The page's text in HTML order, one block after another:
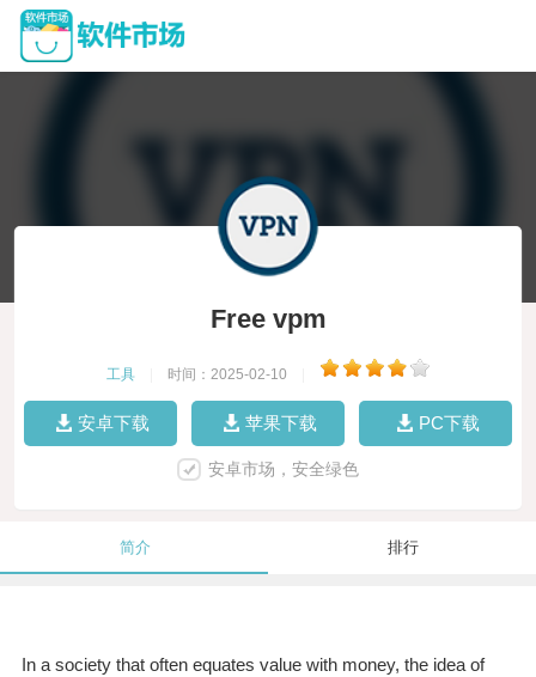
Free vpm
工具 时间：2025-02-10
安卓下载 苹果下载 PC下载
安卓市场，安全绿色
简介 排行
In a society that often equates value with money, the idea of